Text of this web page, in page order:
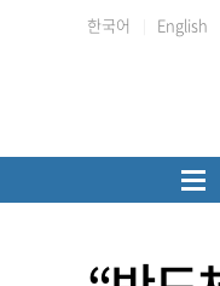
한국어 English